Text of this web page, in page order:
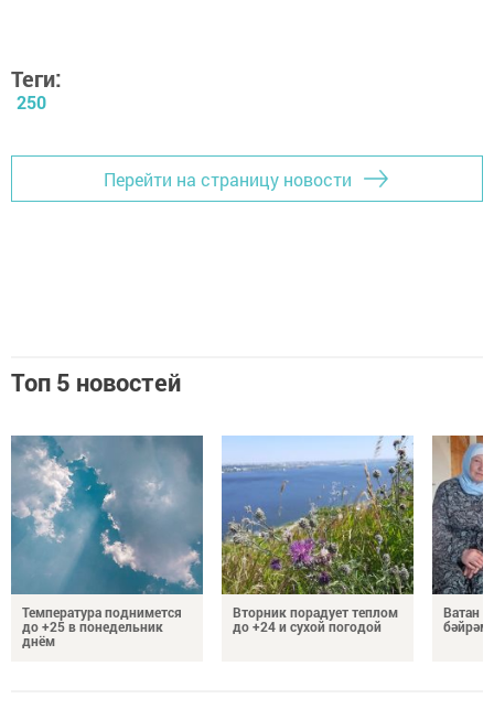
Теги:
250
Перейти на страницу новости
Топ 5 новостей
Температура поднимется
до +25 в понедельник
днём
Вторник порадует теплом
до +24 и сухой погодой
Ватан
бәйрәм